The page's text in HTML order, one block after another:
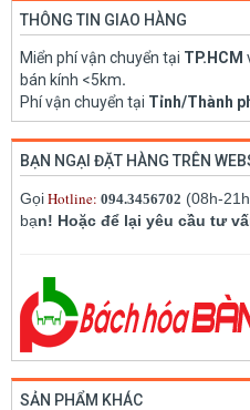
THÔNG TIN GIAO HÀNG
Miển phí vận chuyển tại TP.HCM
bán kính <5km.
Phí vận chuyển tại Tỉnh/Thành
BẠN NGẠI ĐẶT HÀNG TRÊN
GọiHotline: 094.3456702 (08h-
bạn! Hoặc để lại yêu cầu tư
SẢN PHẨM KHÁC